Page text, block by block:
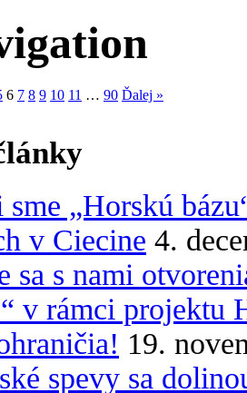
6 7 8 9 10 11 … 90 Ďalej »
„Horskú
v Ciecine 4.
sa s nami
v rámci projektu
19.
spevy sa